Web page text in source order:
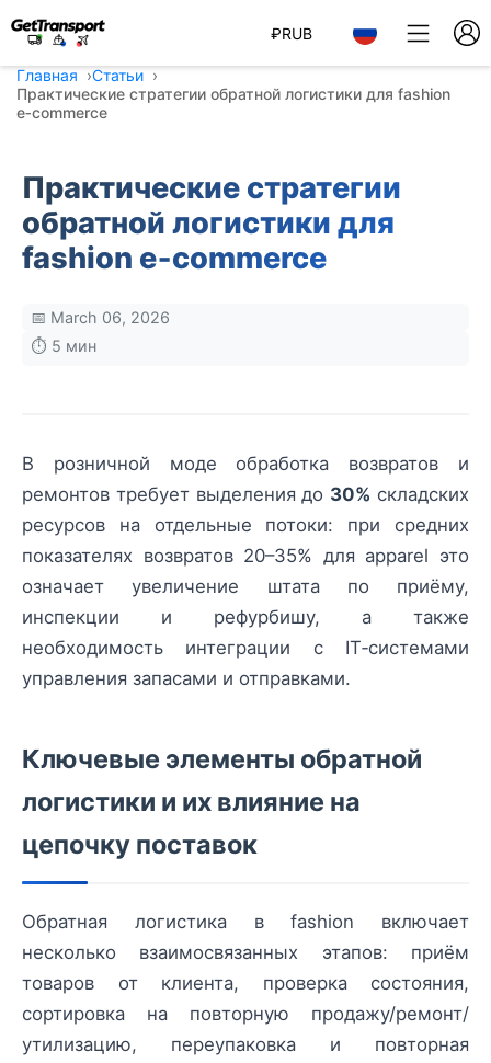
₽RUB
Главная
Статьи
Практические стратегии обратной логистики для fashion
e‑commerce
Практические стратегии
обратной логистики для
fashion e‑commerce
📅 March 06, 2026
⏱️ 5 мин
В розничной моде обработка возвратов и
ремонтов требует выделения до 30% складских
ресурсов на отдельные потоки: при средних
показателях возвратов 20–35% для apparel это
означает увеличение штата по приёму,
инспекции и рефурбишу, а также
необходимость интеграции с IT‑системами
управления запасами и отправками.
Ключевые элементы обратной
логистики и их влияние на
цепочку поставок
Обратная логистика в fashion включает
несколько взаимосвязанных этапов: приём
товаров от клиента, проверка состояния,
сортировка на повторную продажу/ремонт/
утилизацию, переупаковка и повторная